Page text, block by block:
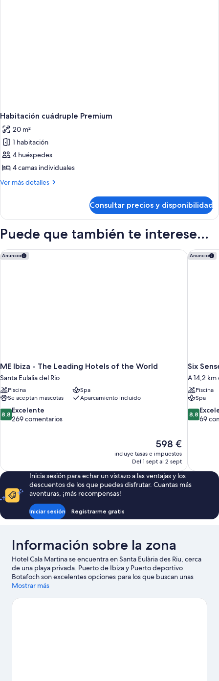
Habitación cuádruple Premium
20 m²
1 habitación
4 huéspedes
4 camas individuales
Ver más detalles
Más
cuádruple
Consultar precios y disponibilidad
Puede que también te interese...
Anuncio
ME Ibiza - The Leading Hotels of the World
Santa Eulalia del Rio
Piscina
Spa
Se aceptan mascotas
Aparcamiento incluido
8.8
sobre
8,8 Excelente
269 comentarios
El
precio
actual
de
598 €
598 €
incluye tasas e impuestos
Del 1 sept al 2 sept
ME Ibiza - The Leading Hotels of the World Anuncio
Six
A 14,2
Piscina
Spa
8.8
sobre
8,8
69
Six
Inicia sesión para echar un vistazo a las ventajas y los
descuentos de los que puedes disfrutar. Cuantas más
aventuras, ¡más recompensas!
Iniciar sesión Registrarme gratis
Información sobre la zona
Hotel Cala Martina se encuentra en Santa Eulària des Riu, cerca
de una playa privada. Puerto de Ibiza y Puerto deportivo
Botafoch son excelentes opciones para los que buscan unas
vacaciones activas, pero si prefieres sumergirte en la naturaleza,
También merece la pena acercarse a Mercadillo Punta Arabí
Mostrar más